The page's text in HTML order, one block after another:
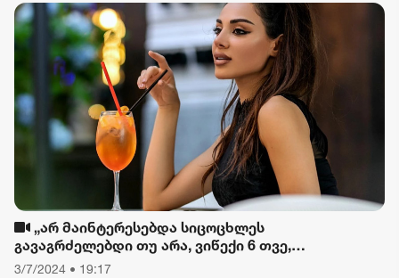
TV პირველი
ფორმულა
რიონი
„არ მაინტერესებდა სიცოცხლეს
გავაგრძელებდი თუ არა, ვიწექი 6 თვე,
დავიწყებული მქონდა კვება, ფიზიკური მოძრაობა“
3/7/2024 • 19:17